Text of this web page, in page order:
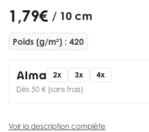
1,79 € / 10 cm
Poids (g/m²) : 420
2x 3x
4x
Dès 50 € (sans frais)
Voir la description complète